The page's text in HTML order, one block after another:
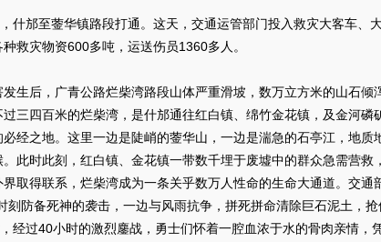
邡至蓥华镇路段打通。这天，交通运管部门投入救灾大客车、
救灾物资600多吨，运送伤员1360多人。
后，广青公路烂柴湾路段山体严重滑坡，数万立方米的山石倾
三四百米的烂柴湾，是什邡通往红白镇、绵竹金花镇，及金河磷
经之地。这里一边是陡峭的蓥华山，一边是湍急的石亭江，地质
。此时此刻，红白镇、金花镇一带数千埋于废墟中的群众急需营
取得联系，烂柴湾成为一条关乎数万人性命的生命大通道。交通
刻防备死神的袭击，一边与风雨抗争，拼死拼命清除巨石泥土，
经过40小时的激烈鏖战，勇士们怀着一腔血浓于水的骨肉亲情，